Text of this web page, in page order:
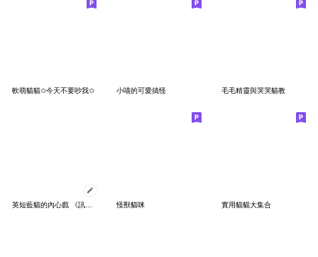
軟萌貓貓✩今天不要吵我✩ 小喵的可愛搞怪 毛毛精靈與哭哭貓教
英短藍貓的內心戲 《訊息貼圖》 怪獸貓咪 實用貓貓大集合